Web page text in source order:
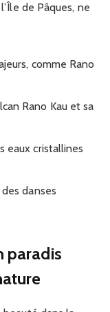
de Pâques, ne
comme Rano
Rano Kau et sa
eaux cristallines
danses
paradis